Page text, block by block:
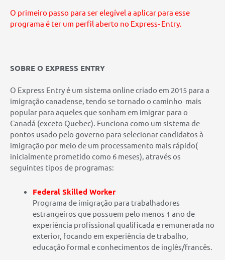
O primeiro passo para ser elegível a aplicar para esse
programa é ter um perfil aberto no Express- Entry.
SOBRE O EXPRESS ENTRY
O Express Entry é um sistema online criado em 2015 para a
imigração canadense, tendo se tornado o caminho mais
popular para aqueles que sonham em imigrar para o
Canadá (exceto Quebec). Funciona como um sistema de
pontos usado pelo governo para selecionar candidatos à
imigração por meio de um processamento mais rápido(
inicialmente prometido como 6 meses), através os
seguintes tipos de programas:
Federal Skilled Worker
Programa de imigração para trabalhadores
estrangeiros que possuem pelo menos 1 ano de
experiência profissional qualificada e remunerada no
exterior, focando em experiência de trabalho,
educação formal e conhecimentos de inglês/francês.